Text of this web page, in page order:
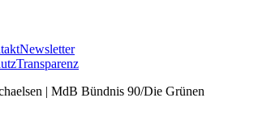
Newsletter
Transparenz
| MdB Bündnis 90/Die Grünen